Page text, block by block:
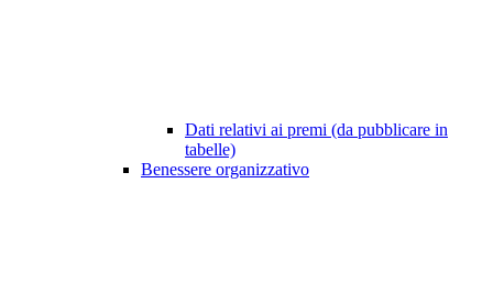
Dati relativi ai premi (da pubblicare in
tabelle)
Benessere organizzativo